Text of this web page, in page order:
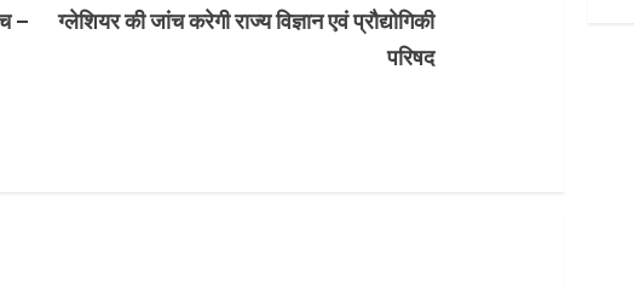
–
ग्लेशियर की जांच करेगी राज्य विज्ञान एवं प्रौद्योगिकी
परिषद